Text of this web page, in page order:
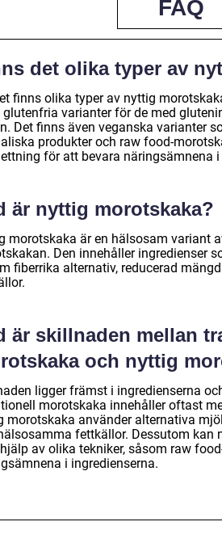
FAQ
det olika typer av
finns olika typer av nyttig
varianter för de med
Det finns även veganska varianter
produkter och raw food-
för att bevara näringsämnena i
är nyttig morotskaka?
morotskaka är en hälsosam variant
Den innehåller ingredienser
fiberrika alternativ, reducerad
är skillnaden mellan
och nyttig
ligger främst i ingredienserna
morotskaka innehåller oftast
morotskaka använder alternativa
fettkällor. Dessutom kan
av olika tekniker, såsom raw
i ingredienserna.